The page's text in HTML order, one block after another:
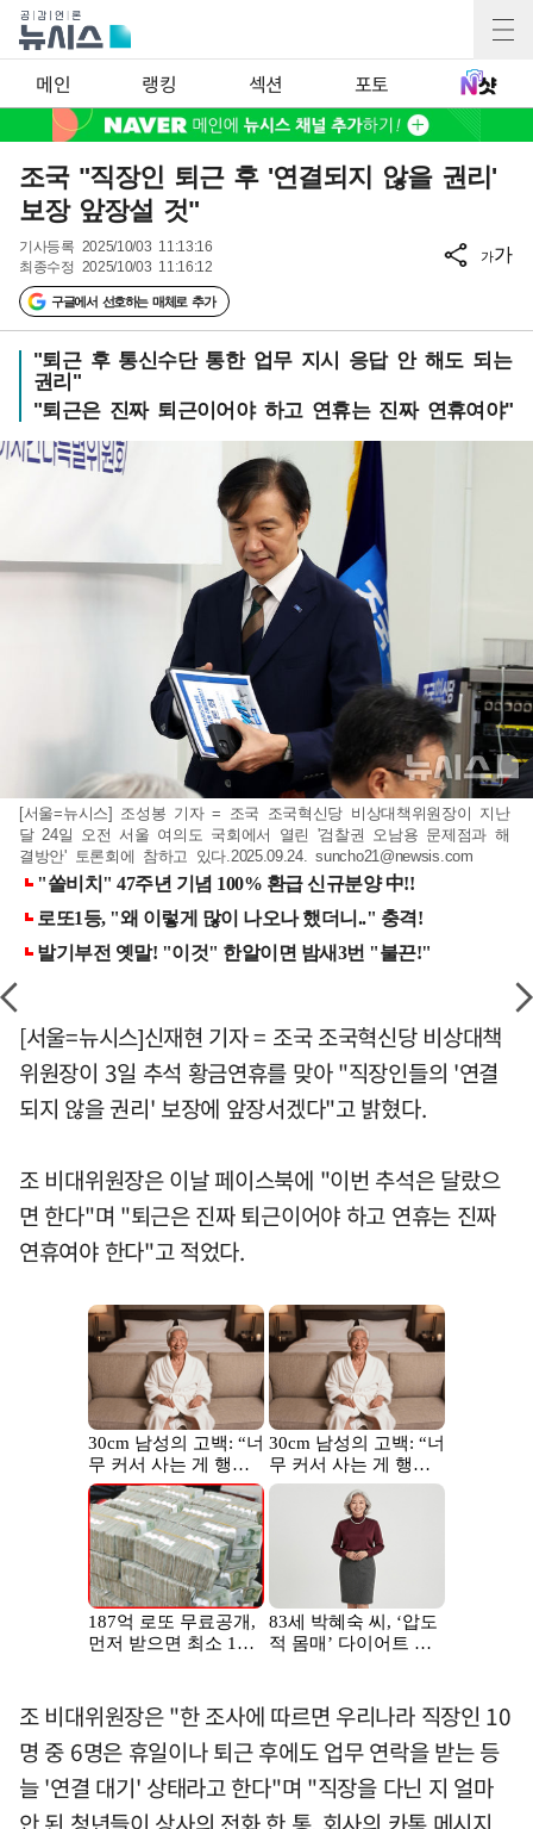
메인 랭킹 섹션 포토
조국 "직장인 퇴근 후 '연결되지 않을 권리'
보장 앞장설 것"
기사등록 2025/10/03 11:13:16
최종수정 2025/10/03 11:16:12
구글에서 선호하는 매체로 추가
가가
"퇴근 후 통신수단 통한 업무 지시 응답 안 해도 되는
권리"
"퇴근은 진짜 퇴근이어야 하고 연휴는 진짜 연휴여야"
[서울=뉴시스] 조성봉 기자 = 조국 조국혁신당 비상대책위원장이 지난
달 24일 오전 서울 여의도 국회에서 열린 '검찰권 오남용 문제점과 해
결방안' 토론회에 참하고 있다.2025.09.24.suncho21@newsis.com
[서울=뉴시스]신재현 기자 = 조국 조국혁신당 비상대책
위원장이 3일 추석 황금연휴를 맞아 "직장인들의 '연결
되지 않을 권리' 보장에 앞장서겠다"고 밝혔다.
조 비대위원장은 이날 페이스북에 "이번 추석은 달랐으
면 한다"며 "퇴근은 진짜 퇴근이어야 하고 연휴는 진짜
연휴여야 한다"고 적었다.
조 비대위원장은 "한 조사에 따르면 우리나라 직장인 10
명 중 6명은 휴일이나 퇴근 후에도 업무 연락을 받는 등
늘 '연결 대기' 상태라고 한다"며 "직장을 다닌 지 얼마